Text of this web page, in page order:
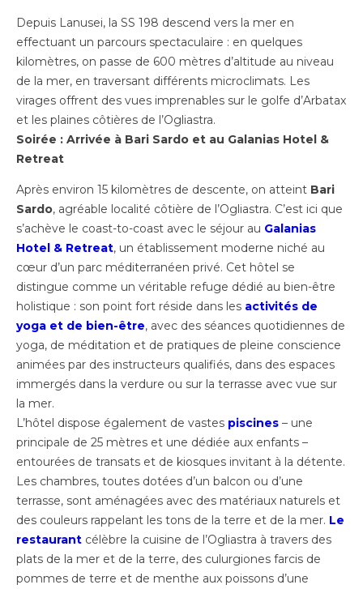
Depuis Lanusei, la SS 198 descend vers la mer en
effectuant un parcours spectaculaire : en quelques
kilomètres, on passe de 600 mètres d’altitude au niveau
de la mer, en traversant différents microclimats. Les
virages offrent des vues imprenables sur le golfe d’Arbatax
et les plaines côtières de l’Ogliastra.
Soirée : Arrivée à Bari Sardo et au Galanias Hotel &
Retreat
Après environ 15 kilomètres de descente, on atteint Bari
Sardo, agréable localité côtière de l’Ogliastra. C’est ici que
s’achève le coast-to-coast avec le séjour au Galanias
Hotel & Retreat, un établissement moderne niché au
cœur d’un parc méditerranéen privé. Cet hôtel se
distingue comme un véritable refuge dédié au bien-être
holistique : son point fort réside dans les activités de
yoga et de bien-être, avec des séances quotidiennes de
yoga, de méditation et de pratiques de pleine conscience
animées par des instructeurs qualifiés, dans des espaces
immergés dans la verdure ou sur la terrasse avec vue sur
la mer.
L’hôtel dispose également de vastes piscines – une
principale de 25 mètres et une dédiée aux enfants –
entourées de transats et de kiosques invitant à la détente.
Les chambres, toutes dotées d’un balcon ou d’une
terrasse, sont aménagées avec des matériaux naturels et
des couleurs rappelant les tons de la terre et de la mer. Le
restaurant célèbre la cuisine de l’Ogliastra à travers des
plats de la mer et de la terre, des culurgiones farcis de
pommes de terre et de menthe aux poissons d’une